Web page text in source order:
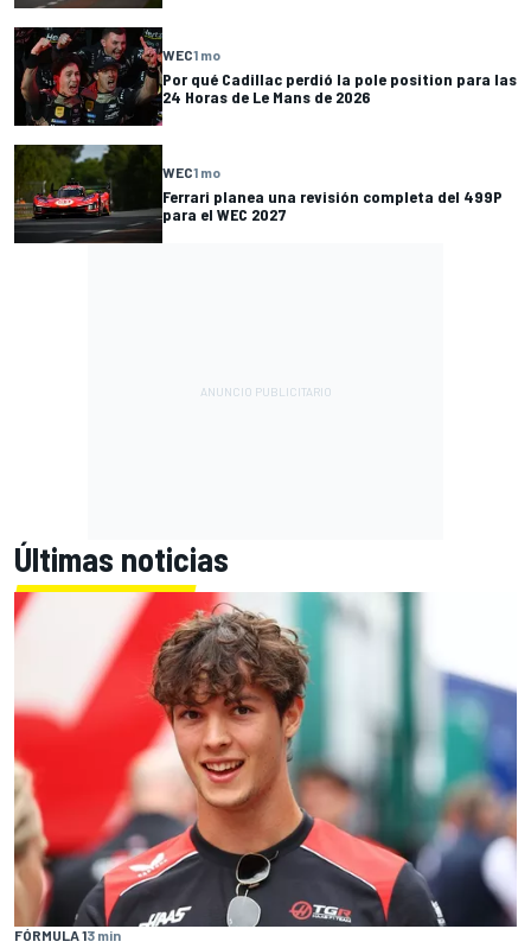
WEC1 mo
Por qué Cadillac perdió la pole position para las
24 Horas de Le Mans de 2026
WEC1 mo
Ferrari planea una revisión completa del 499P
para el WEC 2027
Últimas noticias
FÓRMULA 13 min